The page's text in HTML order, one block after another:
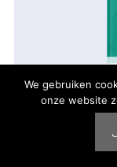
We gebruiken
onze website